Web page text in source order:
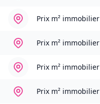
Prix m² immobilier
Prix m² immobilier
Prix m² immobilier
Prix m² immobilier